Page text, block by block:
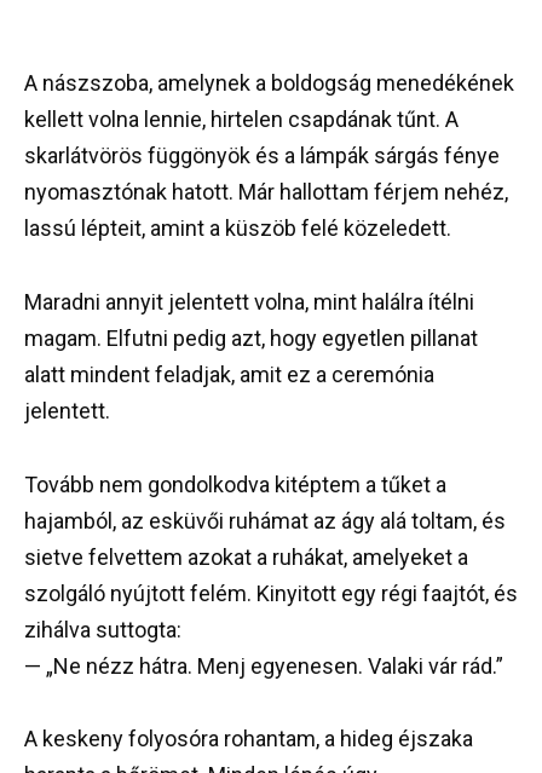
A nászszoba, amelynek a boldogság menedékének
kellett volna lennie, hirtelen csapdának tűnt. A
skarlátvörös függönyök és a lámpák sárgás fénye
nyomasztónak hatott. Már hallottam férjem nehéz,
lassú lépteit, amint a küszöb felé közeledett.
Maradni annyit jelentett volna, mint halálra ítélni
magam. Elfutni pedig azt, hogy egyetlen pillanat
alatt mindent feladjak, amit ez a ceremónia
jelentett.
Tovább nem gondolkodva kitéptem a tűket a
hajamból, az esküvői ruhámat az ágy alá toltam, és
sietve felvettem azokat a ruhákat, amelyeket a
szolgáló nyújtott felém. Kinyitott egy régi faajtót, és
zihálva suttogta:
— „Ne nézz hátra. Menj egyenesen. Valaki vár rád.”
A keskeny folyosóra rohantam, a hideg éjszaka